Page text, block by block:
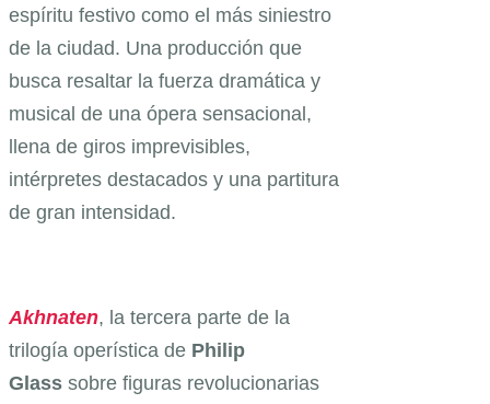
espíritu festivo como el más siniestro
de la ciudad. Una producción que
busca resaltar la fuerza dramática y
musical de una ópera sensacional,
llena de giros imprevisibles,
intérpretes destacados y una partitura
de gran intensidad.
Akhnaten, la tercera parte de la
trilogía operística de Philip
Glass sobre figuras revolucionarias